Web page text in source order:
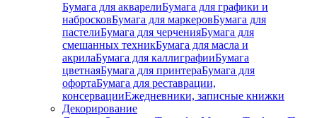
Бумага для акварелиБумага для графики и
набросковБумага для маркеровБумага для
пастелиБумага для черченияБумага для
смешанных техникБумага для масла и
акрилаБумага для каллиграфииБумага
цветнаяБумага для принтераБумага для
офортаБумага для реставрации,
консервацииЕжедневники, записные книжки
Декорирование